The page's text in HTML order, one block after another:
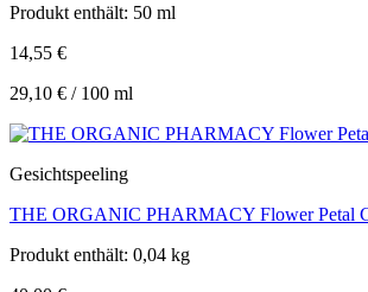
Produkt enthält: 50 ml
14,55 €
29,10 € / 100 ml
Gesichtspeeling
THE ORGANIC PHARMACY Flower Petal
Produkt enthält: 0,04 kg